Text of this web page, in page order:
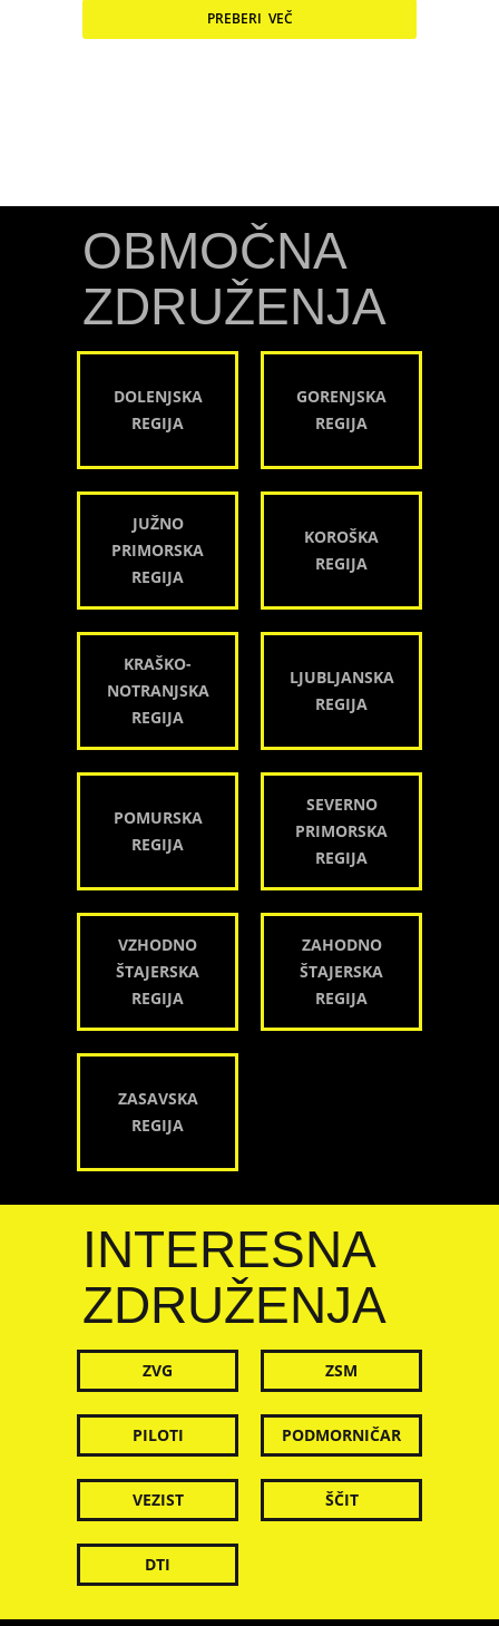
PREBERI VEČ
OBMOČNA
ZDRUŽENJA
DOLENJSKA
REGIJA
GORENJSKA
REGIJA
JUŽNO
PRIMORSKA
REGIJA
KOROŠKA
REGIJA
KRAŠKO-
NOTRANJSKA
REGIJA
LJUBLJANSKA
REGIJA
POMURSKA
REGIJA
SEVERNO
PRIMORSKA
REGIJA
VZHODNO
ŠTAJERSKA
REGIJA
ZAHODNO
ŠTAJERSKA
REGIJA
ZASAVSKA
REGIJA
INTERESNA
ZDRUŽENJA
ZVG ZSM
PILOTI PODMORNIČAR
VEZIST ŠČIT
DTI